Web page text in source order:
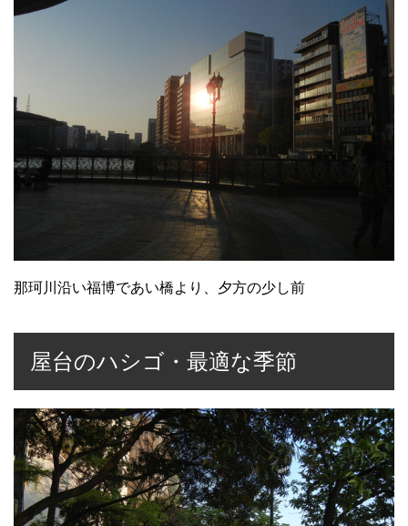
那珂川沿い福博であい橋より、夕方の少し前
屋台のハシゴ・最適な季節